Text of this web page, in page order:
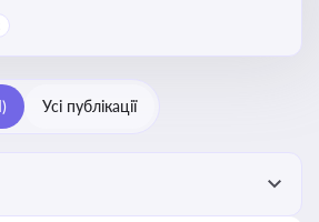
що стосуються авторського
захисту торговельних марок,
у законодавстві у цій сфері
Усі публікації